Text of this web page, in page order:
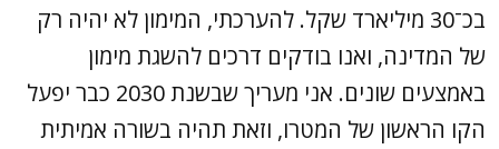
בכ־30 מיליארד שקל. להערכתי, המימון לא יהיה רק
של המדינה, ואנו בודקים דרכים להשגת מימון
באמצעים שונים. אני מעריך שבשנת 2030 כבר יפעל
הקו הראשון של המטרו, וזאת תהיה בשורה אמיתית